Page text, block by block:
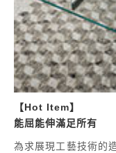
【Hot Item】
能屈能伸滿足所有
為求展現工藝技術的